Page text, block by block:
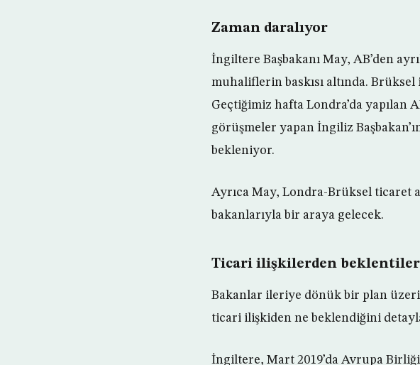
Zaman daralıyor
İngiltere Başbakanı May, AB’den
muhaliflerin baskısı altında.
Geçtiğimiz hafta Londra’da yapılan
görüşmeler yapan İngiliz
bekleniyor.
Ayrıca May, Londra-Brüksel ticaret
bakanlarıyla bir araya gelecek.
Ticari ilişkilerden
Bakanlar ileriye dönük bir plan
ticari ilişkiden ne beklendiğini
İngiltere, Mart 2019’da Avrupa